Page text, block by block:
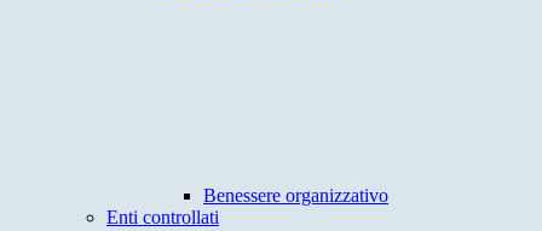
Benessere organizzativo
Enti controllati